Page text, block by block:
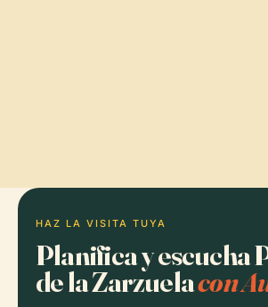
HAZ LA VISITA TUYA
Planifica y escucha
de la Zarzuelacon